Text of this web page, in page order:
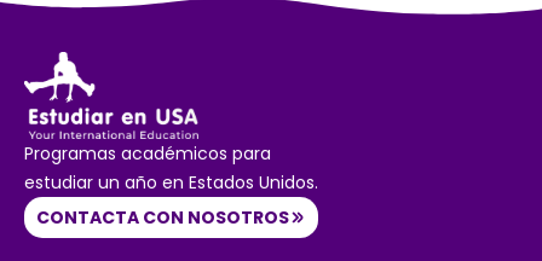
Programas académicos para
estudiar un año en Estados Unidos.
CONTACTA CON NOSOTROS